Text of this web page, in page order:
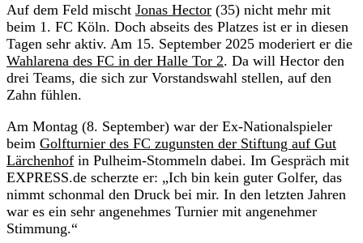
Auf dem Feld mischt Jonas Hector (35) nicht mehr mit
beim 1. FC Köln. Doch abseits des Platzes ist er in diesen
Tagen sehr aktiv. Am 15. September 2025 moderiert er die
Wahlarena des FC in der Halle Tor 2. Da will Hector den
drei Teams, die sich zur Vorstandswahl stellen, auf den
Zahn fühlen.
Am Montag (8. September) war der Ex-Nationalspieler
beim Golfturnier des FC zugunsten der Stiftung auf Gut
Lärchenhof in Pulheim-Stommeln dabei. Im Gespräch mit
EXPRESS.de scherzte er: „Ich bin kein guter Golfer, das
nimmt schonmal den Druck bei mir. In den letzten Jahren
war es ein sehr angenehmes Turnier mit angenehmer
Stimmung.“